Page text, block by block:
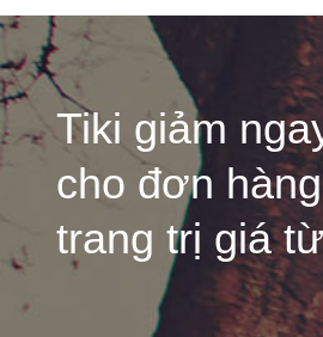
Tiki giảm
cho đơn
trang trị giá